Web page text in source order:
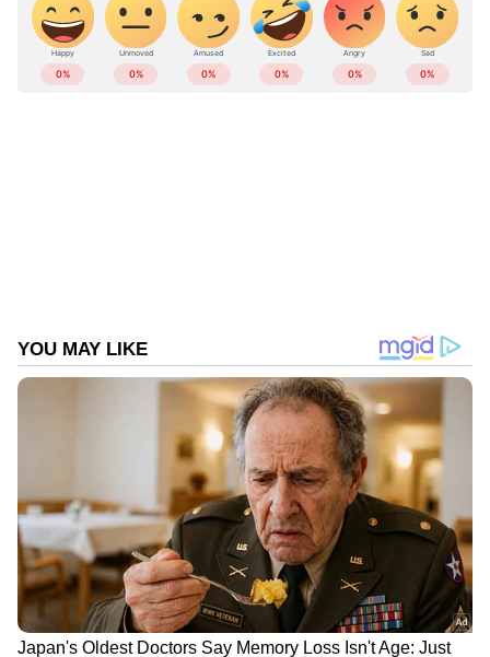
ABOUT THE AUTHOR